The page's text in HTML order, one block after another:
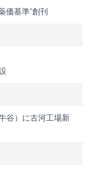
価基準”創刊
谷）に古河工場新